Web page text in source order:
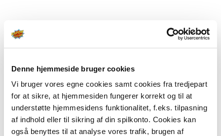
Denne hjemmeside bruger cookies
Vi bruger vores egne cookies samt cookies fra tredjepart
for at sikre, at hjemmesiden fungerer korrekt og til at
understøtte hjemmesidens funktionalitet, f.eks. tilpasning
af indhold eller til sikring af din spilkonto. Cookies kan
også benyttes til at analyse vores trafik, brugen af